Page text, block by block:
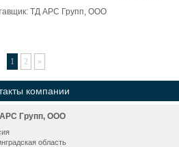
ТД АРС Групп, ООО
1 2 »
компании
Групп, ООО
область